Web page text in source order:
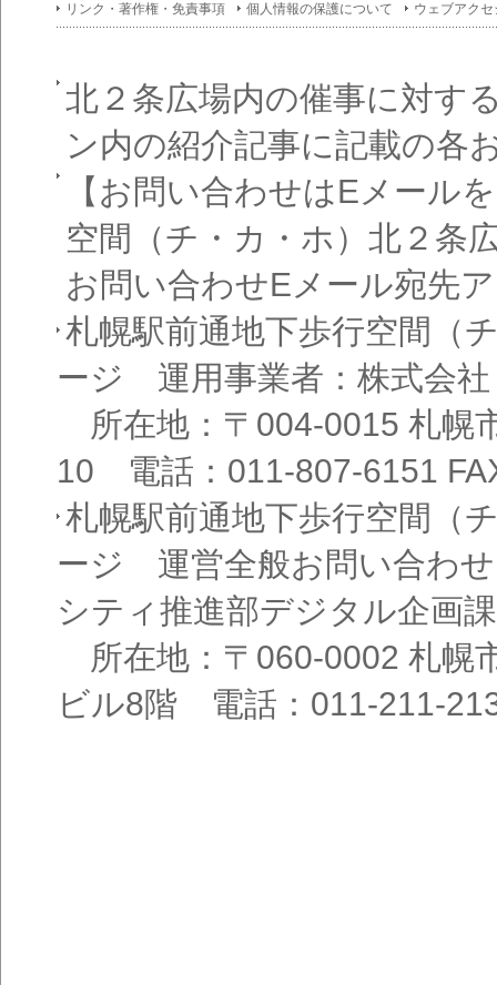
フォ
メー
覧
リンク・著作権・免責事項 個人情報の保護について ウェブアク
北２条広場内の催事に対す
ン内の紹介記事に記載の各
【お問い合わせはEメール
空間（チ・カ・ホ）北２条
お問い合わせEメール宛先
札幌駅前通地下歩行空間（
ージ 運用事業者：株式会
所在地：〒004-0015 札幌
10 電話：011-807-6151
札幌駅前通地下歩行空間（
ージ 運営全般お問い合わ
シティ推進部デジタル企画課
所在地：〒060-0002 札幌
ビル8階 電話：011-211-